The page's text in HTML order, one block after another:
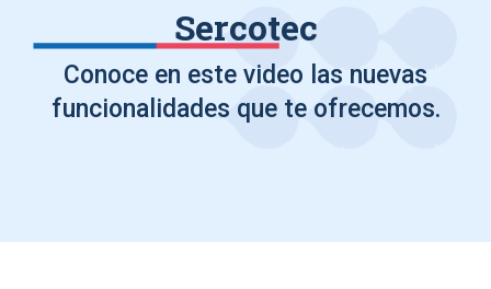
Sercotec
Conoce en este video las nuevas
funcionalidades que te ofrecemos.